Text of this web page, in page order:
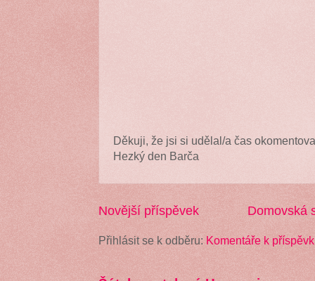
Děkuji, že jsi si udělal/a čas
Hezký den Barča
Novější příspěvek Domovská
Přihlásit se k odběru: Komentáře k